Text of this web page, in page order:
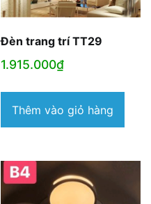
Đèn trang trí TT29
1.915.000₫
Thêm vào giỏ hàng